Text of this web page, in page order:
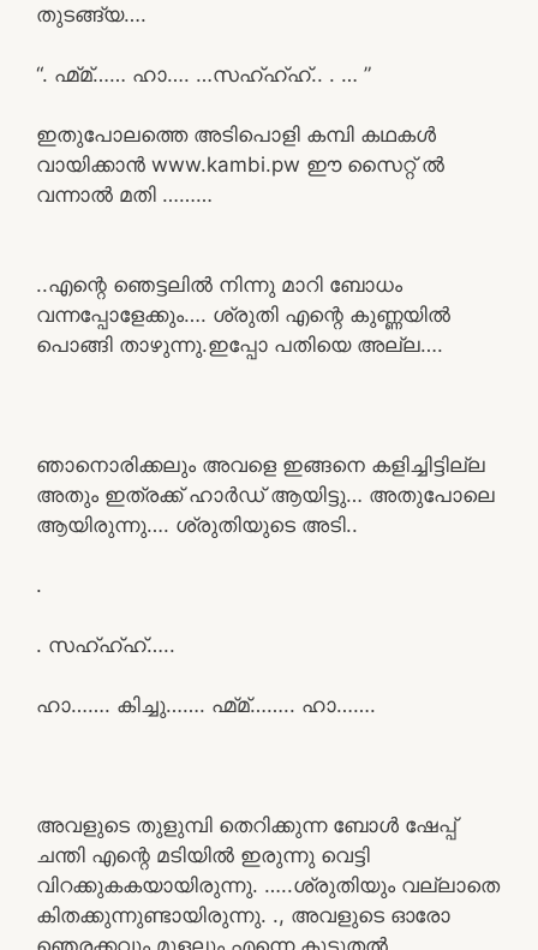
തുടങ്ങ്യ….
“. ഹ്മ്മ്…… ഹാ…. …സഹ്ഹ്ഹ്.. . … ”
ഇതുപോലത്തെ അടിപൊളി കമ്പി കഥകൾ
വായിക്കാൻ www.kambi.pw ഈ സൈറ്റ് ൽ
വന്നാൽ മതി ………
..എന്റെ ഞെട്ടലിൽ നിന്നു മാറി ബോധം
വന്നപ്പോളേക്കും…. ശ്രുതി എന്റെ കുണ്ണയിൽ
പൊങ്ങി താഴുന്നു.ഇപ്പോ പതിയെ അല്ല….
ഞാനൊരിക്കലും അവളെ ഇങ്ങനെ കളിച്ചിട്ടില്ല
അതും ഇത്രക്ക് ഹാർഡ് ആയിട്ടു… അതുപോലെ
ആയിരുന്നു…. ശ്രുതിയുടെ അടി..
.
. സഹ്ഹ്ഹ്…..
ഹാ……. കിച്ചു……. ഹ്മ്മ്…….. ഹാ…….
അവളുടെ തുളുമ്പി തെറിക്കുന്ന ബോൾ ഷേപ്പ്
ചന്തി എന്റെ മടിയിൽ ഇരുന്നു വെട്ടി
വിറക്കുകകയായിരുന്നു. …..ശ്രുതിയും വല്ലാതെ
കിതക്കുന്നുണ്ടായിരുന്നു. ., അവളുടെ ഓരോ
ഞെരക്കവും മൂളലും എന്നെ കൂടുതൽ